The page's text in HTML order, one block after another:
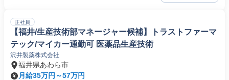
正社員
【福井/生産技術部マネージャー候補】トラストファーマ
テック/マイカー通勤可 医薬品生産技術
沢井製薬株式会社
福井県あわら市
月給35万円～57万円